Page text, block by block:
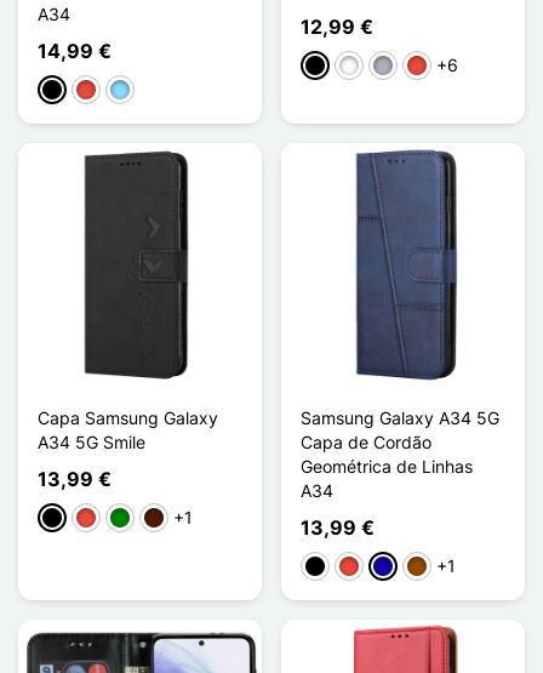
A34
14,99 €
PretoVermelhoAzul Claro
12,99 €
PretoBrancoCinzento
Vermelho
+6
Capa Samsung Galaxy
A34 5G Smile
13,99 €
PretoVermelho
VerdeCastanho escuro
+1
Samsung Galaxy A34 5G
Capa de Cordão
Geométrica de Linhas
A34
13,99 €
PretoVermelho
Azul Escuro
Castanho
+1